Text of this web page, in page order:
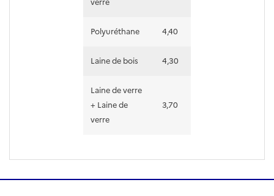
Polyuréthane 4,40
Laine de bois 4,30
Laine de verre
+ Laine de
verre
3,70